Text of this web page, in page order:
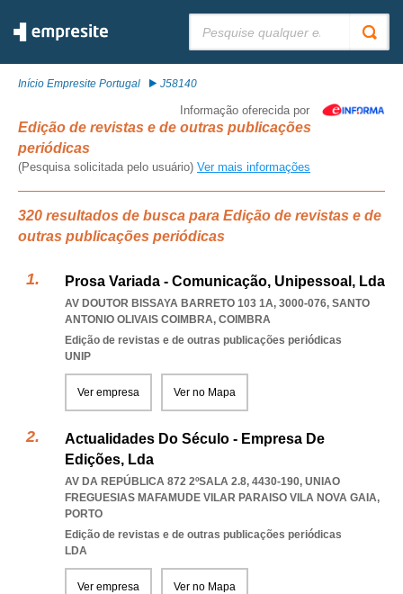
Início Empresite Portugal J58140
Informação oferecida por
Edição de revistas e de outras publicações
periódicas
(Pesquisa solicitada pelo usuário) Ver mais informações
320 resultados de busca para Edição de revistas e de
outras publicações periódicas
Prosa Variada - Comunicação, Unipessoal, Lda
AV DOUTOR BISSAYA BARRETO 103 1A, 3000-076, SANTO
ANTONIO OLIVAIS COIMBRA, COIMBRA
Edição de revistas e de outras publicações periódicas
UNIP
Ver empresa Ver no Mapa
Actualidades Do Século - Empresa De
Edições, Lda
AV DA REPÚBLICA 872 2ºSALA 2.8, 4430-190, UNIAO
FREGUESIAS MAFAMUDE VILAR PARAISO VILA NOVA GAIA,
PORTO
Edição de revistas e de outras publicações periódicas
LDA
Ver empresa Ver no Mapa